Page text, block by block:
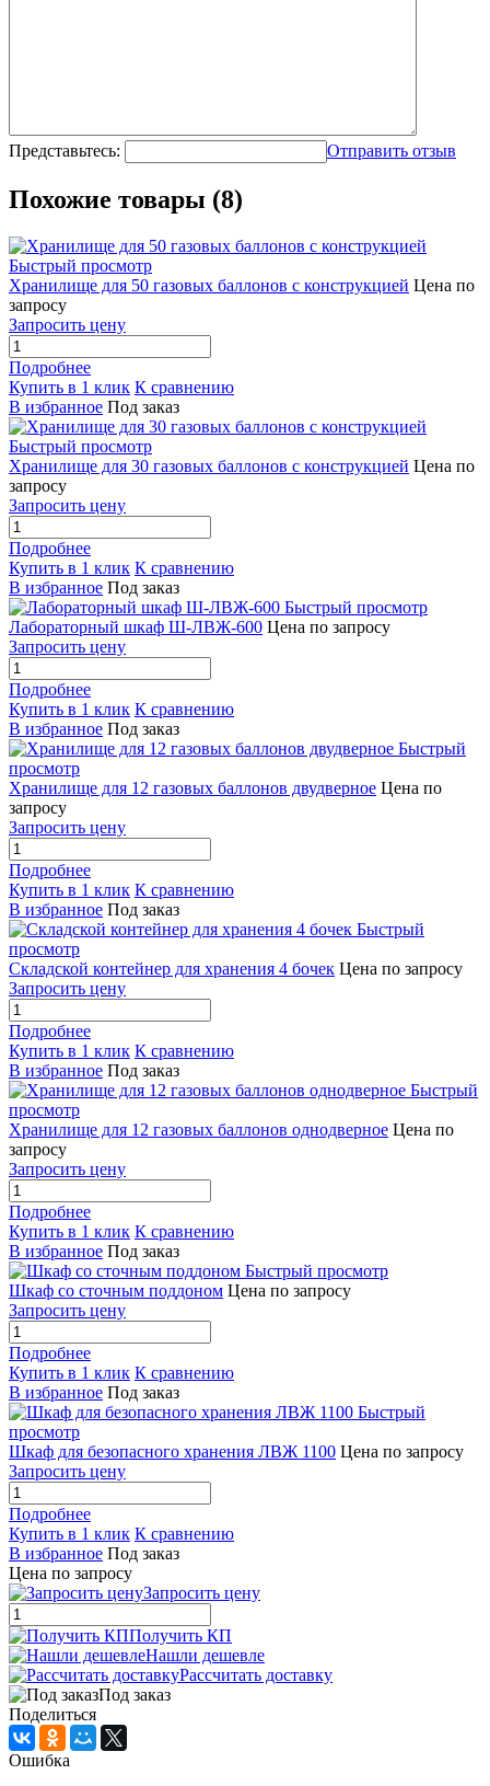
Представьтесь: Отправить отзыв
Похожие товары (8)
Быстрый просмотр
Хранилище для 50 газовых баллонов с конструкцией Цена по
запросу
Запросить цену
Подробнее
Купить в 1 клик К сравнению
В избранное Под заказ
Быстрый просмотр
Хранилище для 30 газовых баллонов с конструкцией Цена по
запросу
Запросить цену
Подробнее
Купить в 1 клик К сравнению
В избранное Под заказ
Быстрый просмотр
Лабораторный шкаф Ш-ЛВЖ-600 Цена по запросу
Запросить цену
Подробнее
Купить в 1 клик К сравнению
В избранное Под заказ
Быстрый
просмотр
Хранилище для 12 газовых баллонов двудверное Цена по
запросу
Запросить цену
Подробнее
Купить в 1 клик К сравнению
В избранное Под заказ
Быстрый
просмотр
Складской контейнер для хранения 4 бочек Цена по запросу
Запросить цену
Подробнее
Купить в 1 клик К сравнению
В избранное Под заказ
Быстрый
просмотр
Хранилище для 12 газовых баллонов однодверное Цена по
запросу
Запросить цену
Подробнее
Купить в 1 клик К сравнению
В избранное Под заказ
Быстрый просмотр
Шкаф со сточным поддоном Цена по запросу
Запросить цену
Подробнее
Купить в 1 клик К сравнению
В избранное Под заказ
Быстрый
просмотр
Шкаф для безопасного хранения ЛВЖ 1100 Цена по запросу
Запросить цену
Подробнее
Купить в 1 клик К сравнению
В избранное Под заказ
Цена по запросу
Запросить цену
Получить КП
Нашли дешевле
Рассчитать доставку
Под заказ
Поделиться
Ошибка